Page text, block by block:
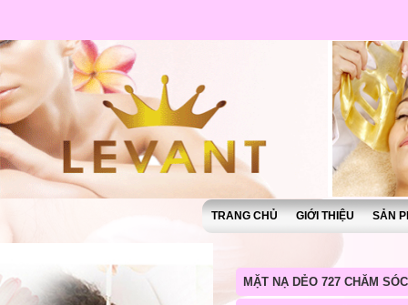
TRANG CHỦ GIỚI THIỆU SẢN
MẶT NẠ DẺO 727 CHĂM